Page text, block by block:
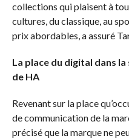
collections qui plaisent à
cultures, du classique, au
prix abordables, a assuré
La place du digital dans
de HA
Revenant sur la place
de communication de la
précisé que la marque ne